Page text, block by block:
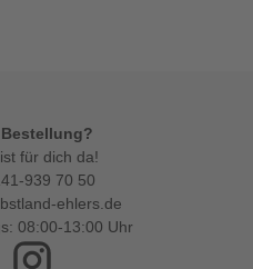
für dich da!
939 70 50
ehlers.de
08:00-13:00 Uhr
Facebook